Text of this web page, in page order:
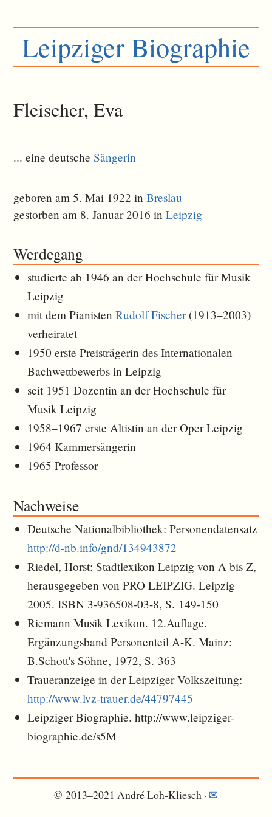
Leipziger Biographie
Fleischer, Eva
... eine deutscheSängerin
geboren am 5. Mai 1922 inBreslau
gestorben am 8. Januar 2016 inLeipzig
Werdegang
studierte ab 1946 an der Hochschule für Musik
Leipzig
mit dem PianistenRudolf Fischer(1913–2003)
verheiratet
1950 erste Preisträgerin des Internationalen
Bachwettbewerbs in Leipzig
seit 1951 Dozentin an der Hochschule für
Musik Leipzig
1958–1967 erste Altistin an der Oper Leipzig
1964 Kammersängerin
1965 Professor
Nachweise
Deutsche Nationalbibliothek: Personendatensatz
http://d-nb.info/gnd/134943872
Riedel, Horst: Stadtlexikon Leipzig von A bis Z,
herausgegeben von PRO LEIPZIG. Leipzig
2005. ISBN 3-936508-03-8, S. 149-150
Riemann Musik Lexikon. 12.Auflage.
Ergänzungsband Personenteil A-K. Mainz:
B.Schott's Söhne, 1972, S. 363
Traueranzeige in der Leipziger Volkszeitung:
http://www.lvz-trauer.de/44797445
Leipziger Biographie. http://www.leipziger-
biographie.de/s5M
© 2013–2021 André Loh-Kliesch · ✉︎